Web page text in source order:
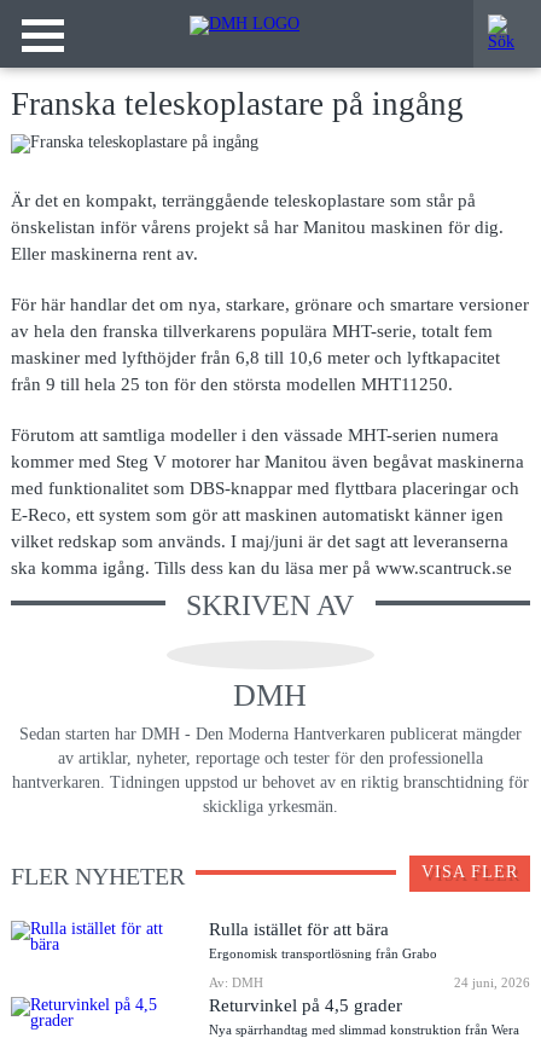
Franska teleskoplastare på ingång
Är det en kompakt, terränggående teleskoplastare som står på
önskelistan inför vårens projekt så har Manitou maskinen för dig.
Eller maskinerna rent av.
För här handlar det om nya, starkare, grönare och smartare versioner
av hela den franska tillverkarens populära MHT-serie, totalt fem
maskiner med lyfthöjder från 6,8 till 10,6 meter och lyftkapacitet
från 9 till hela 25 ton för den största modellen MHT11250.
Förutom att samtliga modeller i den vässade MHT-serien numera
kommer med Steg V motorer har Manitou även begåvat maskinerna
med funktionalitet som DBS-knappar med flyttbara placeringar och
E-Reco, ett system som gör att maskinen automatiskt känner igen
vilket redskap som används. I maj/juni är det sagt att leveranserna
ska komma igång. Tills dess kan du läsa mer på www.scantruck.se
SKRIVEN AV
DMH
Sedan starten har DMH - Den Moderna Hantverkaren publicerat mängder
av artiklar, nyheter, reportage och tester för den professionella
hantverkaren. Tidningen uppstod ur behovet av en riktig branschtidning för
skickliga yrkesmän.
FLER NYHETER VISA FLER
Rulla istället för att bära
Ergonomisk transportlösning från Grabo
Av: DMH
24 juni, 2026
Returvinkel på 4,5 grader
Nya spärrhandtag med slimmad konstruktion från Wera